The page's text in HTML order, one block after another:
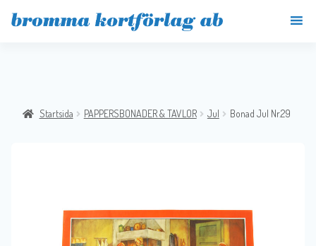
Startsida PAPPERSBONADER & TAVLOR Jul Bonad Jul Nr.29